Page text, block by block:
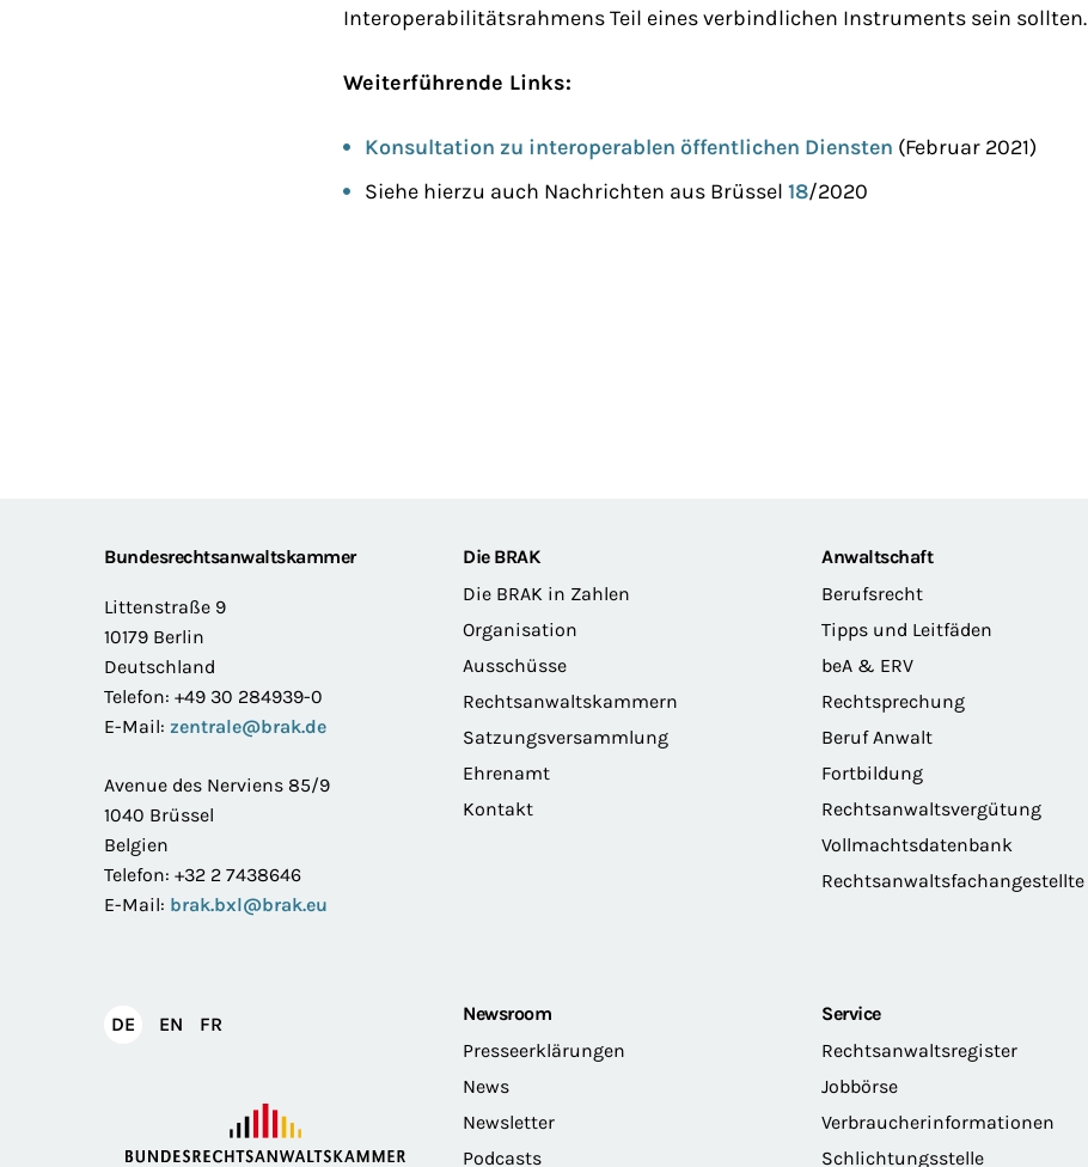
Interoperabilitätsrahmens Teil eines verbindlichen Instruments sein sollten.
Weiterführende Links:
Konsultation zu interoperablen öffentlichen Diensten (Februar 2021)
Siehe hierzu auch Nachrichten aus Brüssel 18/2020
FooterBundesrechtsanwaltskammer
Littenstraße 9
10179 Berlin
Deutschland
Telefon: +49 30 284939-0
E-Mail: zentrale@brak.de
Avenue des Nerviens 85/9
1040 Brüssel
Belgien
Telefon: +32 2 7438646
E-Mail: brak.bxl@brak.eu
Die BRAK
Die BRAK in Zahlen
Organisation
Ausschüsse
Rechtsanwaltskammern
Satzungsversammlung
Ehrenamt
Kontakt
Anwaltschaft
Berufsrecht
Tipps und Leitfäden
beA & ERV
Rechtsprechung
Beruf Anwalt
Fortbildung
Rechtsanwaltsvergütung
Vollmachtsdatenbank
Rechtsanwaltsfachangestellte
DEDeutsch
EN English
FR
Newsroom
Presseerklärungen
News
Newsletter
Podcasts
Service
Rechtsanwaltsregister
Jobbörse
Verbraucherinformationen
Schlichtungsstelle